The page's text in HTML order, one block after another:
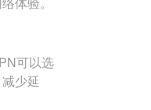
可以选
少延